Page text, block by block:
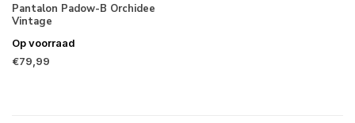
Pantalon Padow-B Orchidee
Vintage
Op voorraad
€79,99